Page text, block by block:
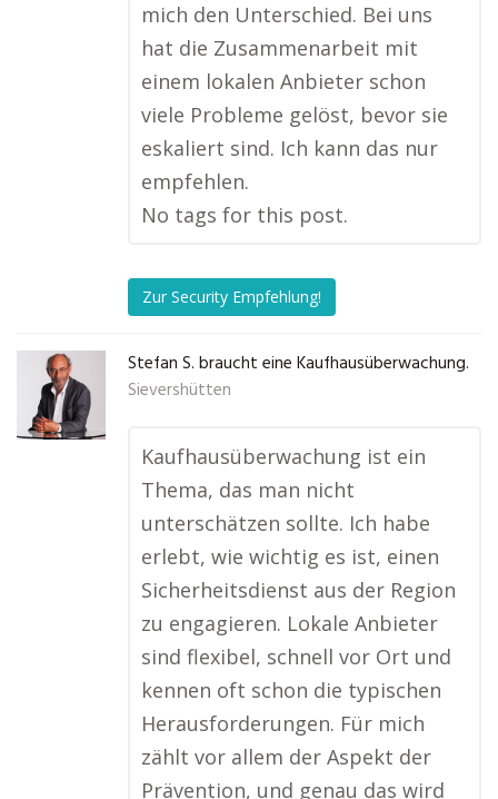
mich den Unterschied. Bei uns
hat die Zusammenarbeit mit
einem lokalen Anbieter schon
viele Probleme gelöst, bevor sie
eskaliert sind. Ich kann das nur
empfehlen.
No tags for this post.
Zur Security Empfehlung!
Stefan S. braucht eine Kaufhausüberwachung.
Sievershütten
Kaufhausüberwachung ist ein
Thema, das man nicht
unterschätzen sollte. Ich habe
erlebt, wie wichtig es ist, einen
Sicherheitsdienst aus der Region
zu engagieren. Lokale Anbieter
sind flexibel, schnell vor Ort und
kennen oft schon die typischen
Herausforderungen. Für mich
zählt vor allem der Aspekt der
Prävention, und genau das wird